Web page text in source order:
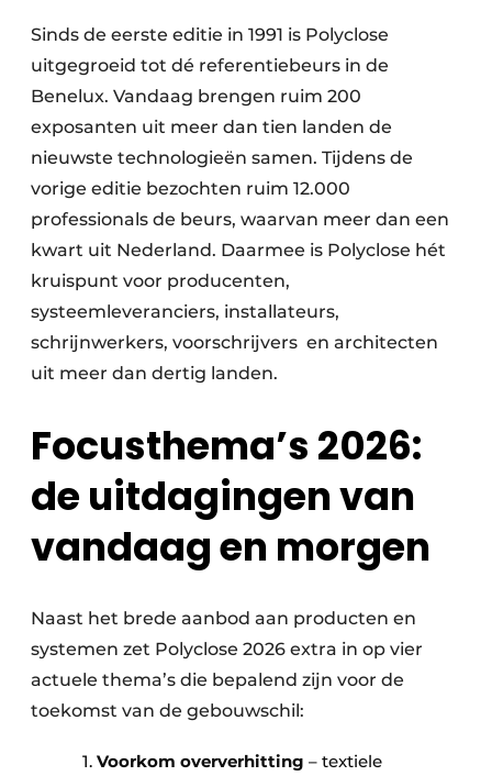
Sinds de eerste editie in 1991 is Polyclose
uitgegroeid tot dé referentiebeurs in de
Benelux. Vandaag brengen ruim 200
exposanten uit meer dan tien landen de
nieuwste technologieën samen. Tijdens de
vorige editie bezochten ruim 12.000
professionals de beurs, waarvan meer dan een
kwart uit Nederland. Daarmee is Polyclose hét
kruispunt voor producenten,
systeemleveranciers, installateurs,
schrijnwerkers, voorschrijvers en architecten
uit meer dan dertig landen.
Focusthema’s 2026:
de uitdagingen van
vandaag en morgen
Naast het brede aanbod aan producten en
systemen zet Polyclose 2026 extra in op vier
actuele thema’s die bepalend zijn voor de
toekomst van de gebouwschil:
Voorkom oververhitting – textiele